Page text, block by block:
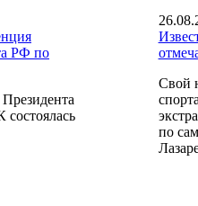
РФ по
Свой
по